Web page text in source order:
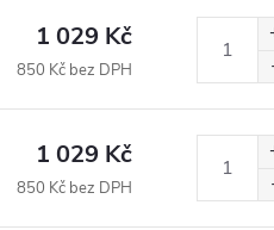
1 029 Kč
850 Kč bez DPH
1 029 Kč
850 Kč bez DPH